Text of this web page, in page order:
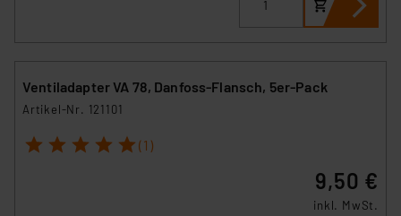
Ventiladapter VA 78, Danfoss-Flansch, 5er-Pack
Artikel-Nr. 121101
1 2 3 4 5 (1)
9,50 €
inkl. MwSt.